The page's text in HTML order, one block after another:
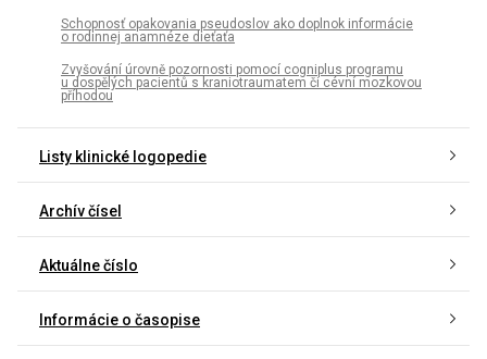
Schopnosť opakovania pseudoslov ako doplnok informácie
o rodinnej anamnéze dieťaťa
Zvyšování úrovně pozornosti pomocí cogniplus programu
u dospělých pacientů s kraniotraumatem či cévní mozkovou
příhodou
Listy klinické logopedie
Archív čísel
Aktuálne číslo
Informácie o časopise